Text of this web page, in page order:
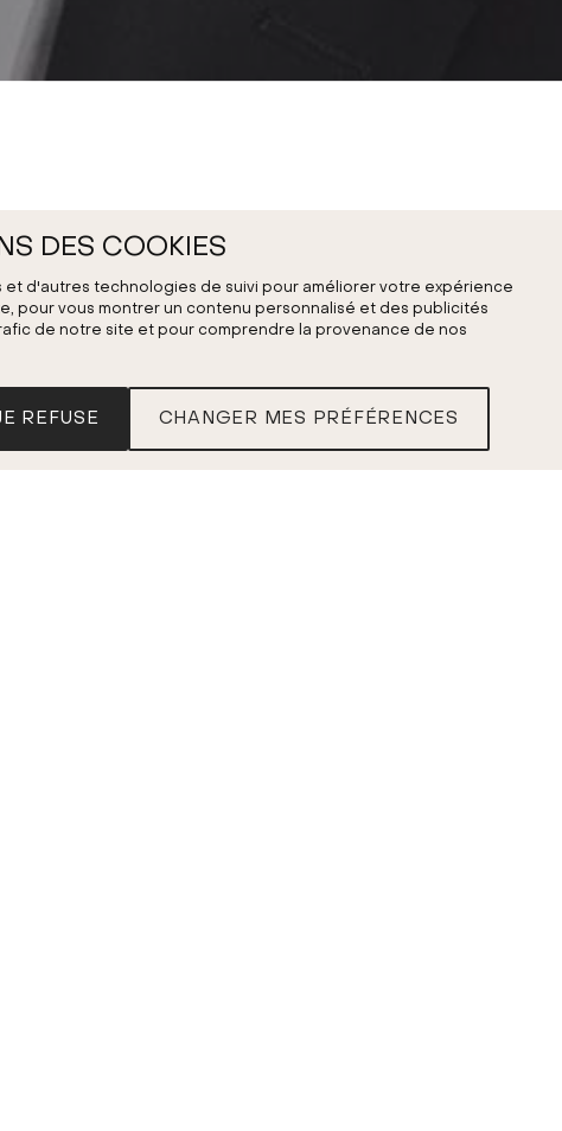
DES COOKIES
et d'autres technologies de suivi pour améliorer votre expérience
pour vous montrer un contenu personnalisé et des publicités
de notre site et pour comprendre la provenance de nos
REFUSE CHANGER MES PRÉFÉRENCES